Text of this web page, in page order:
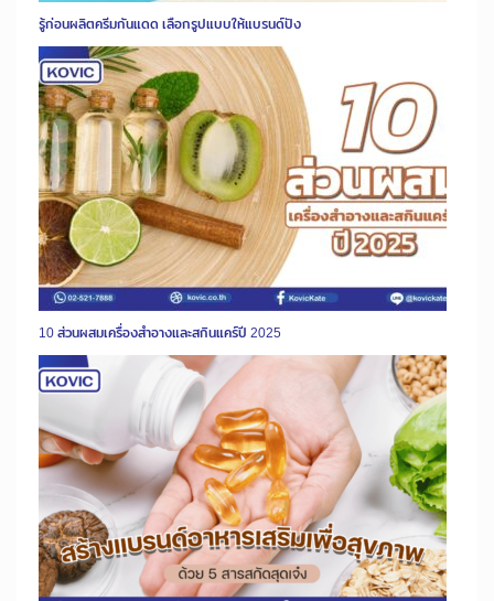
รู้ก่อนผลิตครีมกันแดด เลือกรูปแบบให้แบรนด์ปัง
10 ส่วนผสมเครื่องสำอางและสกินแคร์ปี 2025